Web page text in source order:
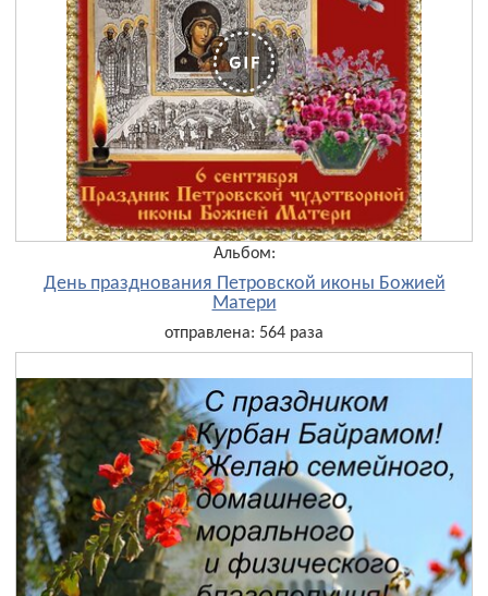
Альбом:
День празднования Петровской иконы Божией
Матери
отправлена: 564 раза